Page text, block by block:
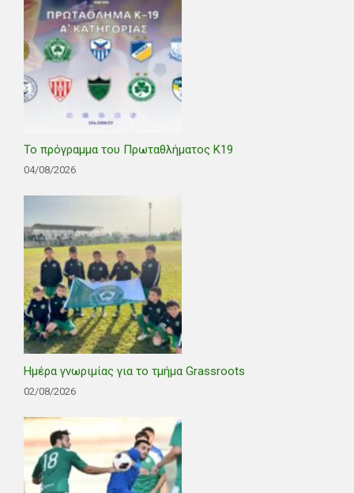
Το πρόγραμμα του Πρωταθλήματος Κ19
04/08/2026
Ημέρα γνωριμίας για το τμήμα Grassroots
02/08/2026